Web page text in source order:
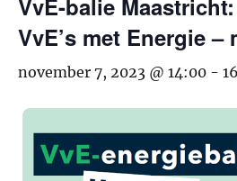
VvE-balie
VvE’s met Energie –
november 7, 2023 @ 14:00 -